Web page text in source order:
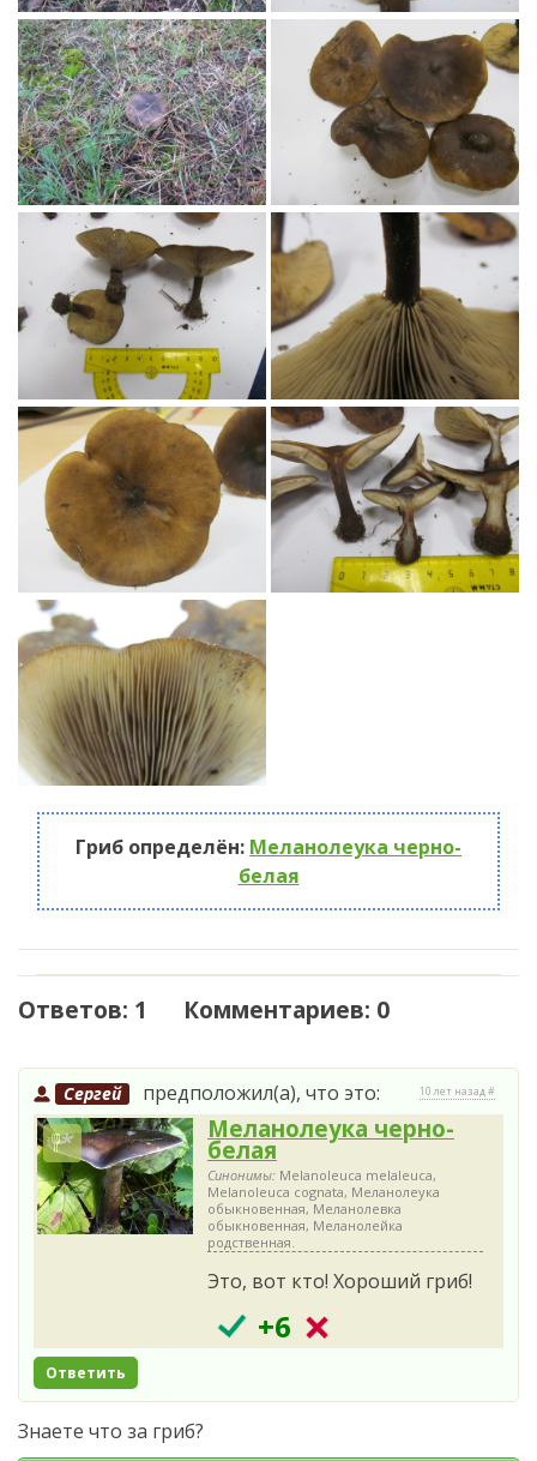
Гриб определён: Меланолеука черно-
белая
Ответов: 1 Комментариев: 0
Сергей предположил(а), что это: 10 лет назад #
Меланолеука черно-
белая
Синонимы: Melanoleuca melaleuca,
Melanoleuca cognata, Меланолеука
обыкновенная, Меланолевка
обыкновенная, Меланолейка
родственная.
Это, вот кто! Хороший гриб!
+6
Ответить
Знаете что за гриб?